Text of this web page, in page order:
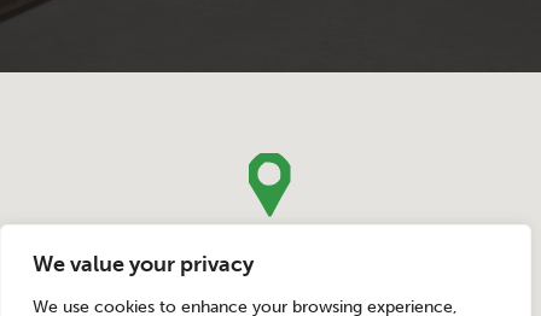
We value your privacy
We use cookies to enhance your browsing experience,